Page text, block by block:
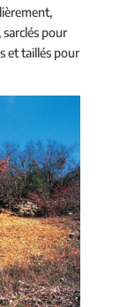
sarclés pour
et taillés pour